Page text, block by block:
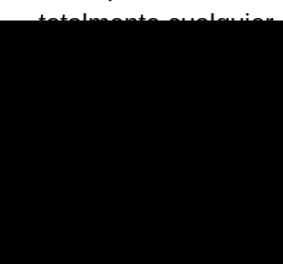
«totalmente cualquier